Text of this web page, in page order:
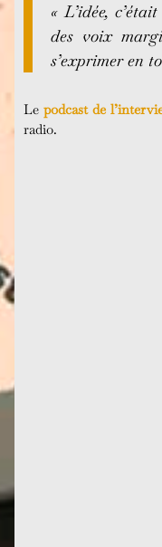
« L’idée,
des voix
s’exprimer en
Lepodcast de
radio.